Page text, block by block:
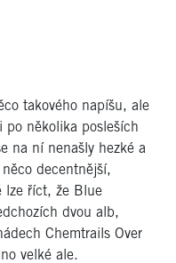
takového napíšu, ale
po několika posleších
na ní nenašly hezké a
decentnější,
lze říct, že Blue
dvou alb,
Chemtrails Over
velké ale.